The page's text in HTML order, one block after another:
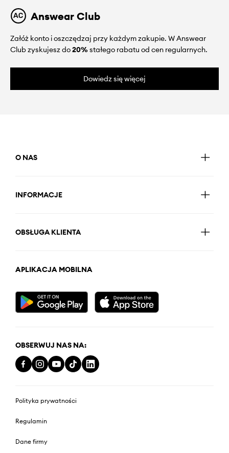
Answear Club
Załóż konto i oszczędzaj przy każdym zakupie. W Answear
Club zyskujesz do20%stałego rabatu od cen regularnych.
Dowiedz się więcej
O NAS
INFORMACJE
OBSŁUGA KLIENTA
APLIKACJA MOBILNA
OBSERWUJ NAS NA:
Polityka prywatności
Regulamin
Dane firmy